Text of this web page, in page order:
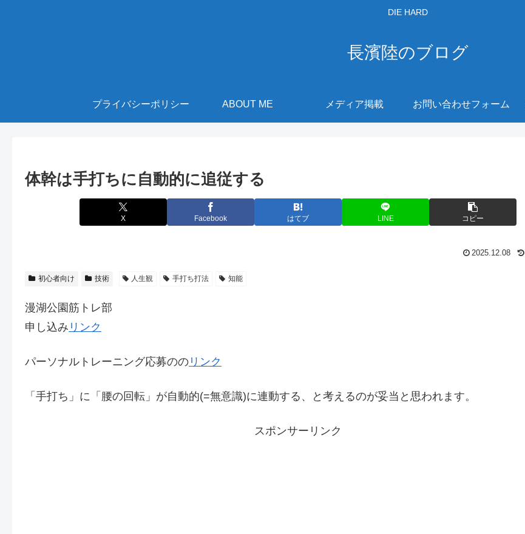
DIE HARD
長濱陸のブログ
プライバシーポリシー ABOUT ME メディア掲載 お問い合わせフォーム
体幹は手打ちに自動的に追従する
X Facebook はてブ LINE コピー
2025.12.08
初心者向け 技術 人生観 手打ち打法 知能
漫湖公園筋トレ部
申し込み リンク
パーソナルトレーニング応募のの リンク
「手打ち」に「腰の回転」が自動的(=無意識)に連動する、と考えるのが妥当と思われます。
スポンサーリンク